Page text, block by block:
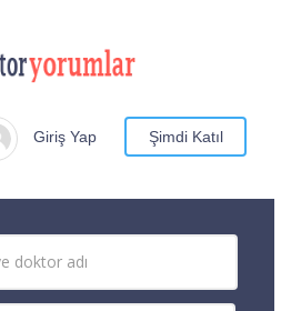
Giriş Yap Şimdi Katıl